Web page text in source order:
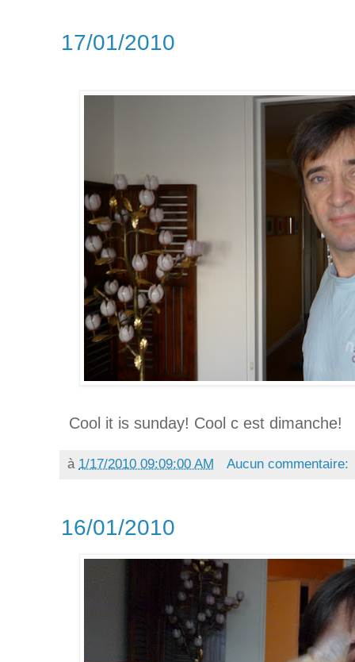
17/01/2010
Cool it is sunday! Cool c est dimanche!
à 1/17/2010 09:09:00 AM Aucun commentaire:
16/01/2010